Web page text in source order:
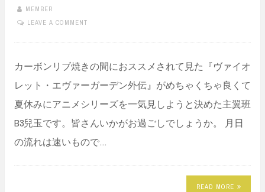
MEMBER
LEAVE A COMMENT
カーボンリブ焼きの間におススメされて見た『ヴァイオ
レット・エヴァーガーデン外伝』がめちゃくちゃ良くて
夏休みにアニメシリーズを一気見しようと決めた主翼班
B3兒玉です。皆さんいかがお過ごしでしょうか。 月日
の流れは速いもので…
READ MORE